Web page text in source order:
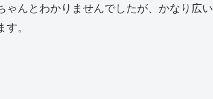
んとわかりませんでしたが、かなり広い
。